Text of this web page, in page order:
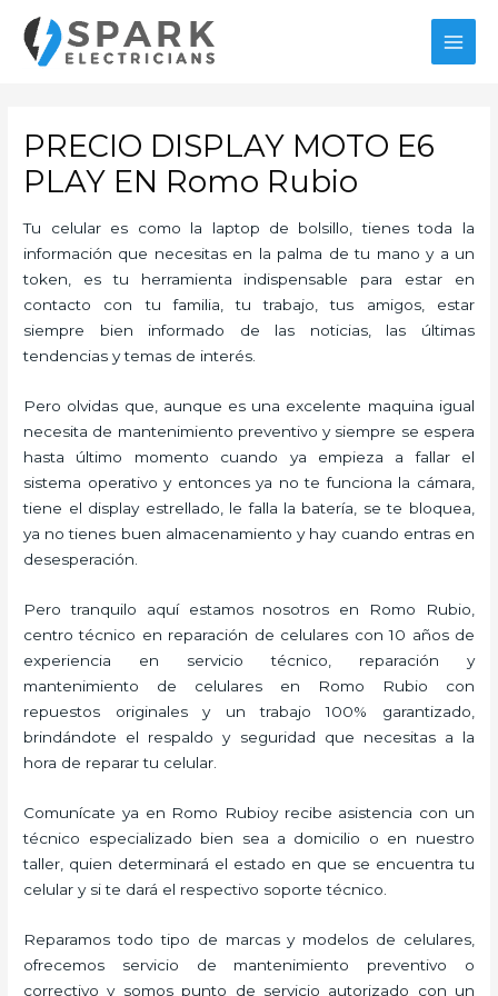
contenido
PRECIO DISPLAY MOTO E6
PLAY EN Romo Rubio
Tu celular es como la laptop de bolsillo, tienes toda la
información que necesitas en la palma de tu mano y a un
token, es tu herramienta indispensable para estar en
contacto con tu familia, tu trabajo, tus amigos, estar
siempre bien informado de las noticias, las últimas
tendencias y temas de interés.
Pero olvidas que, aunque es una excelente maquina igual
necesita de mantenimiento preventivo y siempre se espera
hasta último momento cuando ya empieza a fallar el
sistema operativo y entonces ya no te funciona la cámara,
tiene el display estrellado, le falla la batería, se te bloquea,
ya no tienes buen almacenamiento y hay cuando entras en
desesperación.
Pero tranquilo aquí estamos nosotros en Romo Rubio,
centro técnico en reparación de celulares con 10 años de
experiencia en servicio técnico, reparación y
mantenimiento de celulares en Romo Rubio con
repuestos originales y un trabajo 100% garantizado,
brindándote el respaldo y seguridad que necesitas a la
hora de reparar tu celular.
Comunícate ya en Romo Rubioy recibe asistencia con un
técnico especializado bien sea a domicilio o en nuestro
taller, quien determinará el estado en que se encuentra tu
celular y si te dará el respectivo soporte técnico.
Reparamos todo tipo de marcas y modelos de celulares,
ofrecemos servicio de mantenimiento preventivo o
correctivo y somos punto de servicio autorizado con un